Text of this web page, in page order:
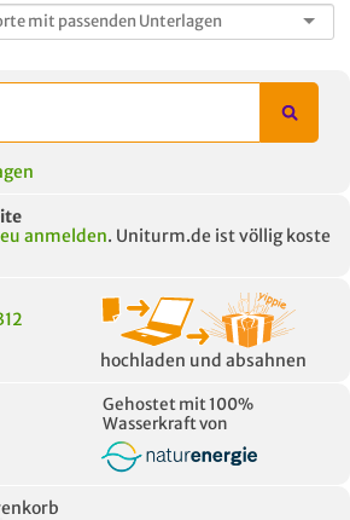
anmelden. Uniturm.de ist völlig koste
hochladen und absahnen
Gehostet mit 100%
Wasserkraft von